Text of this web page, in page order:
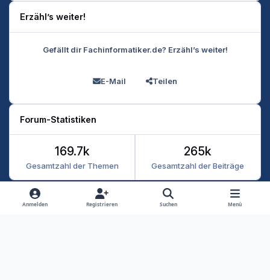
Erzähl’s weiter!
Gefällt dir Fachinformatiker.de? Erzähl’s weiter!
E-Mail Teilen
Forum-Statistiken
Gesamtzahl der Themen
169.7k
Gesamtzahl der Beiträge
265k
Heller Modus
Dunkler Modus
Systemeinstellung
Anmelden Registrieren Suchen Menü